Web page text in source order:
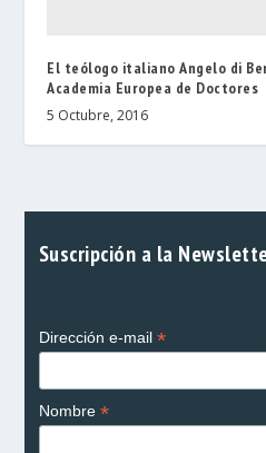
El teólogo italiano Angelo di
Academia Europea de Doctores
5 Octubre, 2016
Suscripción a la
Dirección e-mail *
Nombre *